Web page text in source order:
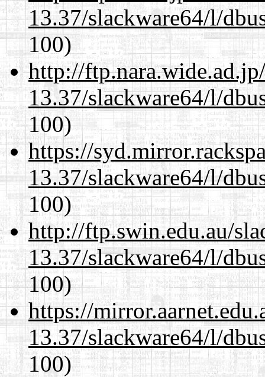
13.37/slackware64/l/
100)
http://
13.37/slackware64/l/
100)
https://
13.37/slackware64/l/
100)
http://ftp.swin.edu.au/
13.37/slackware64/l/
100)
https://
13.37/slackware64/l/
100)